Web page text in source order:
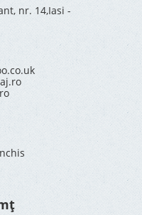
nr. 14,Iasi -